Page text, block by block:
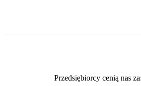
Przedsiębiorcy cenią nas za: